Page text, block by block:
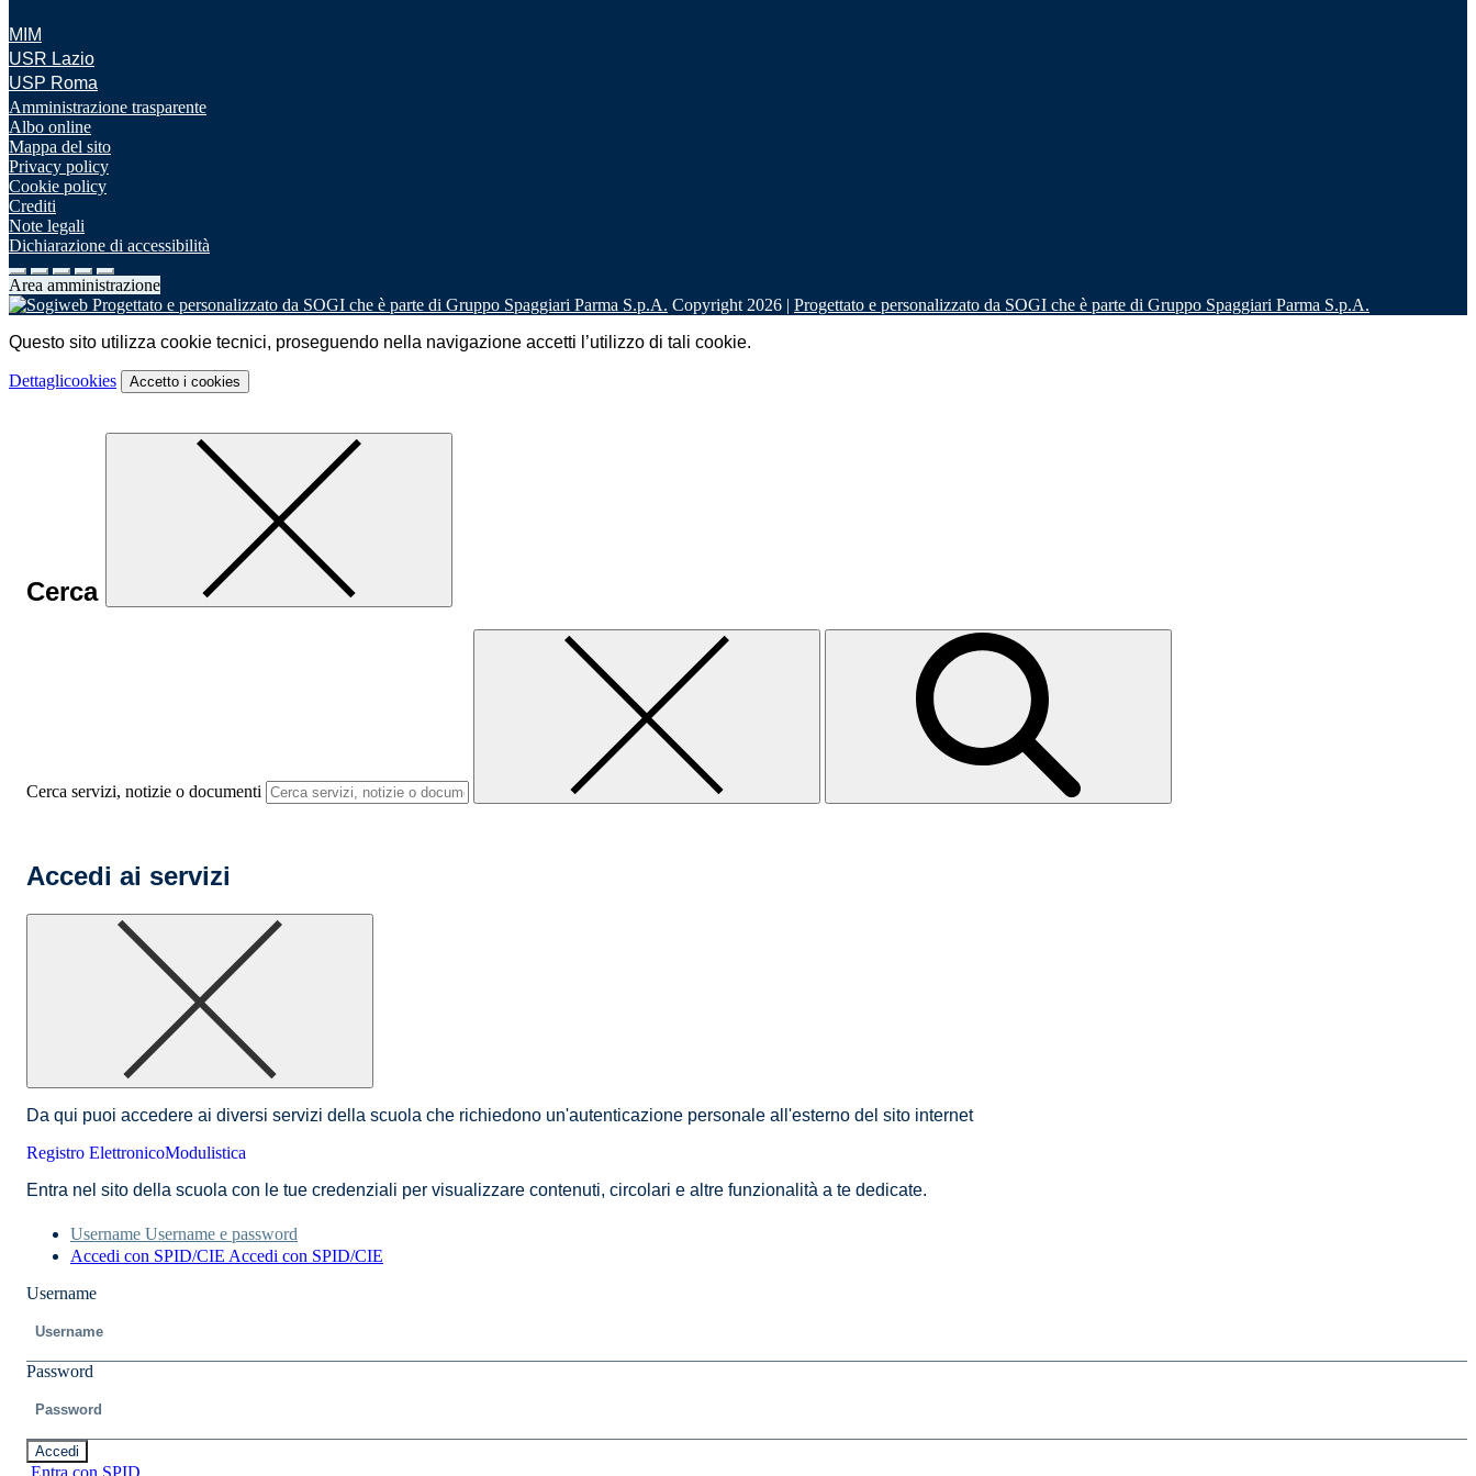
MIM
USR Lazio
USP Roma
Amministrazione trasparente
Albo online
Mappa del sito
Privacy policy
Cookie policy
Crediti
Note legali
Dichiarazione di accessibilità
Area amministrazione
Copyright 2026 | Progettato e personalizzato da SOGI che è parte di Gruppo Spaggiari Parma S.p.A.
Questo sito utilizza cookie tecnici, proseguendo nella navigazione accetti l’utilizzo di tali cookie.
Dettaglicookies Accetto i cookies
Cerca
Cerca servizi, notizie o documenti
Accedi ai servizi
Da qui puoi accedere ai diversi servizi della scuola che richiedono un'autenticazione personale all'esterno del sito internet
Registro ElettronicoModulistica
Entra nel sito della scuola con le tue credenziali per visualizzare contenuti, circolari e altre funzionalità a te dedicate.
Username Username e password
Accedi con SPID/CIE Accedi con SPID/CIE
Username
Password
Accedi
Entra con SPID